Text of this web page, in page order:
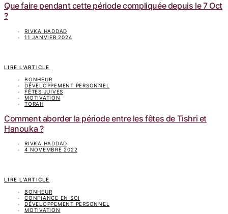
Que faire pendant cette période compliquée depuis le 7 Oct
?
RIVKA HADDAD
11 JANVIER 2024
LIRE L'ARTICLE
BONHEUR
DÉVELOPPEMENT PERSONNEL
FÊTES JUIVES
MOTIVATION
TORAH
Comment aborder la période entre les fêtes de Tishri et
Hanouka ?
RIVKA HADDAD
4 NOVEMBRE 2022
LIRE L'ARTICLE
BONHEUR
CONFIANCE EN SOI
DÉVELOPPEMENT PERSONNEL
MOTIVATION